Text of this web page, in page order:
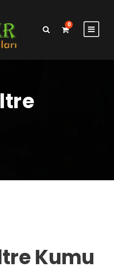
0
Kumu